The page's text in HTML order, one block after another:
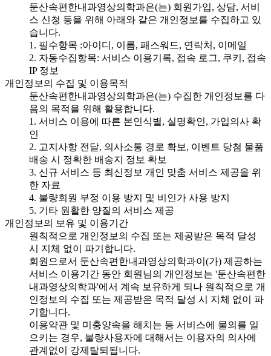
둔산속편한내과영상의학과은(는) 회원가입, 상담, 서비
스 신청 등을 위해 아래와 같은 개인정보를 수집하고 있
습니다.
1. 필수항목 :아이디, 이름, 패스워드, 연락처, 이메일
2. 자동수집항목: 서비스 이용기록, 접속 로그, 쿠키, 접속
IP 정보
개인정보의 수집 및 이용목적
둔산속편한내과영상의학과은(는) 수집한 개인정보를 다
음의 목적을 위해 활용합니다.
1. 서비스 이용에 따른 본인식별, 실명확인, 가입의사 확
인
2. 고지사항 전달, 의사소통 경로 확보, 이벤트 당첨 물품
배송 시 정확한 배송지 정보 확보
3. 신규 서비스 등 최신정보 개인 맞춤 서비스 제공을 위
한 자료
4. 불량회원 부정 이용 방지 및 비인가 사용 방지
5. 기타 원활한 양질의 서비스 제공
개인정보의 보유 및 이용기간
원칙적으로 개인정보의 수집 또는 제공받은 목적 달성
시 지체 없이 파기합니다.
회원으로서 둔산속편한내과영상의학과이(가) 제공하는
서비스 이용기간 동안 회원님의 개인정보는 '둔산속편한
내과영상의학과'에서 계속 보유하게 되나 원칙적으로 개
인정보의 수집 또는 제공받은 목적 달성 시 지체 없이 파
기합니다.
이용약관 및 미충양속을 해치는 등 서비스에 물의를 일
으키는 경우, 불량사용자에 대해서는 이용자의 의사에
관계없이 강제탈퇴됩니다.